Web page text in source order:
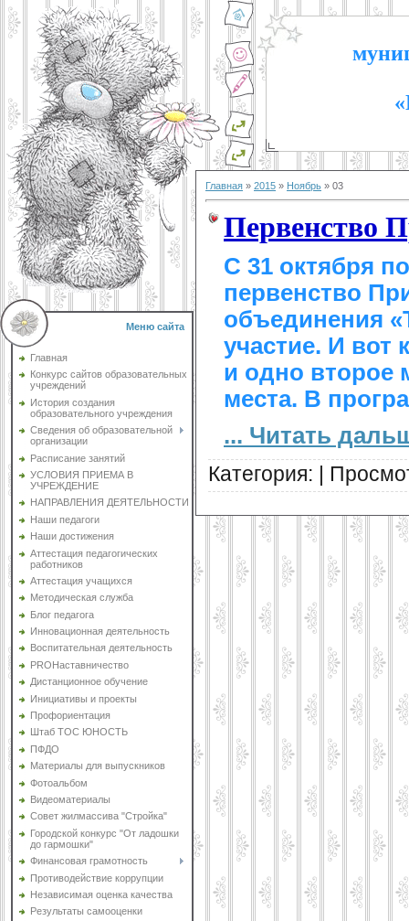
Меню сайта
Главная
Конкурс сайтов образовательных
учреждений
История создания
образовательного учреждения
Сведения об образовательной
организации
Расписание занятий
УСЛОВИЯ ПРИЕМА В
УЧРЕЖДЕНИЕ
НАПРАВЛЕНИЯ ДЕЯТЕЛЬНОСТИ
Наши педагоги
Наши достижения
Аттестация педагогических
работников
Аттестация учащихся
Методическая служба
Блог педагога
Инновационная деятельность
Воспитательная деятельность
PROНаставничество
Дистанционное обучение
Инициативы и проекты
Профориентация
Штаб ТОС ЮНОСТЬ
ПФДО
Материалы для выпускников
Фотоальбом
Видеоматериалы
Совет жилмассива "Стройка"
Городской конкурс "От ладошки
до гармошки"
Финансовая грамотность
Противодействие коррупции
Независимая оценка качества
Результаты самооценки
Главная » 2015 » Ноябрь » 03
Первенство
С 31 октября
первенство
объединения
участие. И вот
и одно второе
места. В
... Читать
Категория: